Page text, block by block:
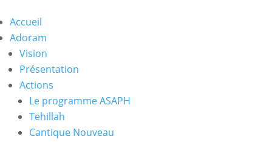
Accueil
Adoram
Vision
Présentation
Actions
Le programme ASAPH
Tehillah
Cantique Nouveau